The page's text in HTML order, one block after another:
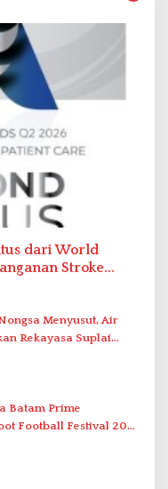
dari World
Stroke
Menyusut, Air
Rekayasa Suplai
Batam Prime
Football Festival 2026
Abdul Jamal